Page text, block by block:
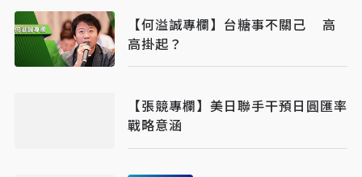
【何溢誠專欄】台糖事不關己 高
高掛起？
【張競專欄】美日聯手干預日圓匯率
戰略意涵